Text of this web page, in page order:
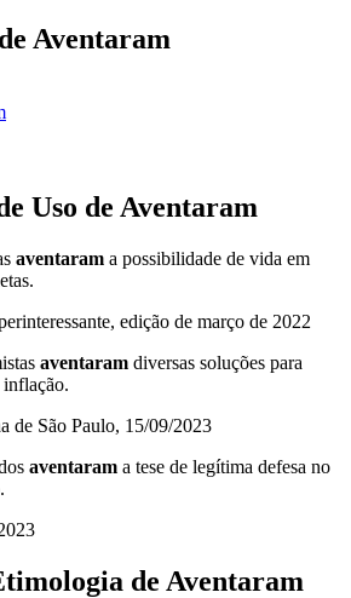
de Aventaram
Uso de Aventaram
aventaram a possibilidade de vida em
edição de março de 2022
aventaram diversas soluções para
inflação.
de São Paulo, 15/09/2023
aventaram a tese de legítima defesa no
de Aventaram